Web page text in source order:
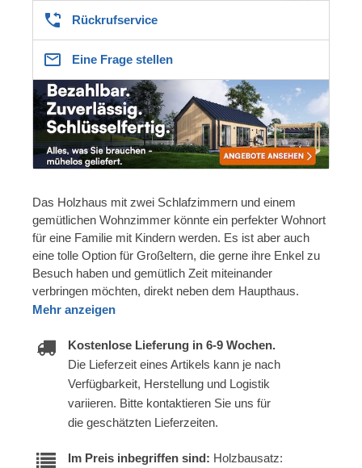
Rückrufservice
Eine Frage stellen
Das Holzhaus mit zwei Schlafzimmern und einem
gemütlichen Wohnzimmer könnte ein perfekter Wohnort
für eine Familie mit Kindern werden. Es ist aber auch
eine tolle Option für Großeltern, die gerne ihre Enkel zu
Besuch haben und gemütlich Zeit miteinander
verbringen möchten, direkt neben dem Haupthaus.
Mehr anzeigen
Kostenlose Lieferung in 6-9 Wochen.
Die Lieferzeit eines Artikels kann je nach
Verfügbarkeit, Herstellung und Logistik
variieren. Bitte kontaktieren Sie uns für
die geschätzten Lieferzeiten.
Im Preis inbegriffen sind: Holzbausatz: